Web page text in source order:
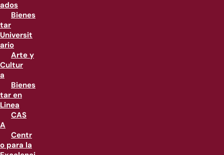
ados
Bienes
tar
Universit
ario
Arte y
Cultur
a
Bienes
tar en
Linea
CAS
A
Centr
o para la